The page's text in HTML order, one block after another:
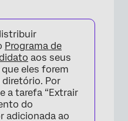
Programa de
aos seus
eles forem
Por
a tarefa “Extrair
do
adicionada ao